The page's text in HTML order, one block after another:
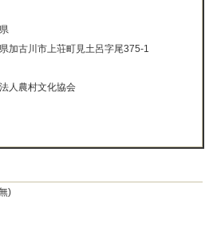
加古川市上荘町見土呂字尾375-1
人農村文化協会
)